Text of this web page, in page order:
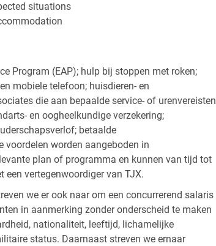
situations
Program (EAP); hulp bij stoppen met roken;
mobiele telefoon; huisdieren- en
die aan bepaalde service- of urenvereisten
en oogheelkundige verzekering;
betaalde
worden aangeboden in
plan of programma en kunnen van tijd tot
vertegenwoordiger van TJX.
we er ook naar om een concurrerend salaris
in aanmerking zonder onderscheid te maken
nationaliteit, leeftijd, lichamelijke
status. Daarnaast streven we ernaar